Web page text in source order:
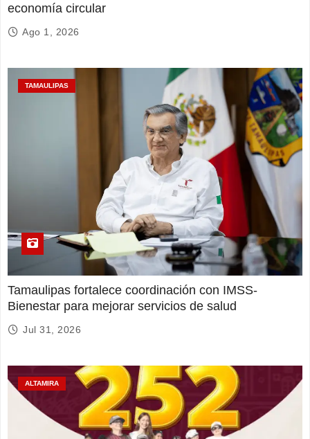
economía circular
Ago 1, 2026
TAMAULIPAS
Tamaulipas fortalece coordinación con IMSS-
Bienestar para mejorar servicios de salud
Jul 31, 2026
ALTAMIRA